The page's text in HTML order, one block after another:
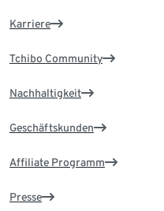
Karriere
Tchibo Community
Nachhaltigkeit
Geschäftskunden
Affiliate Programm
Presse